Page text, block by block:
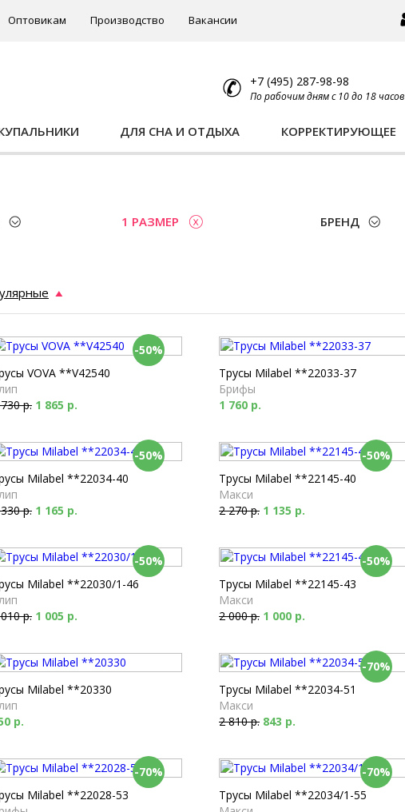
Оптовикам Производство Вакансии
+7 (495) 287-98-98
По рабочим дням с 10 до 18 часов
ДЛЯ СНА И ОТДЫХА КОРРЕКТИРУЮЩЕЕ
1 РАЗМЕР БРЕНД
-50%
VOVA **V42540
р. 1 865 р.
Трусы Milabel **22033-37
Брифы
1 760 р.
-50%
Milabel **22034-40
р. 1 165 р.
-50%
Трусы Milabel **22145-40
Макси
2 270 р. 1 135 р.
-50%
Milabel **22030/1-46
р. 1 005 р.
-50%
Трусы Milabel **22145-43
Макси
2 000 р. 1 000 р.
Milabel **20330
р.
-70%
Трусы Milabel **22034-51
Макси
2 810 р. 843 р.
-70%
Milabel **22028-53
-70%
Трусы Milabel **22034/1-55